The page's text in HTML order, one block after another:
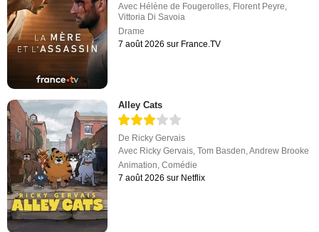
Avec Hélène de Fougerolles Florent Peyre
Vittoria Di Savoia
Drame
7 août 2026 sur France.TV
Alley Cats
De Ricky Gervais
Avec Ricky Gervais,Tom Basden,Andrew Brooke
Animation,Comédie
7 août 2026 sur Netflix